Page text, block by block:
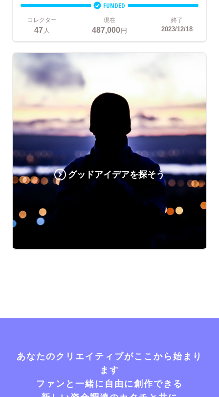
FUNDED
コレクター
47人
現在
487,000円
終了
2023/12/18
グッドアイデアを探そう
あなたのクリエイティブがここから始まり
ます
ファンと一緒に自由に創作できる